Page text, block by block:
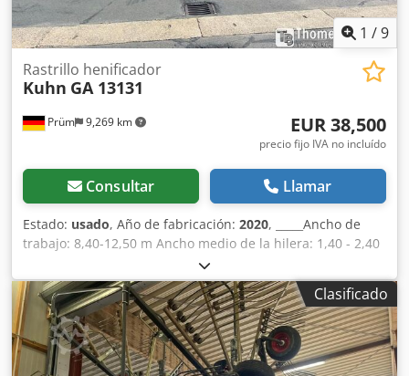
1 /9
Prüm 9,269 km
Rastrillo henificador
Kuhn GA 13131
EUR 38,500
precio fijo IVA no incluído
Consultar Llamar
Estado: usado, Año de fabricación: 2020, _____Ancho de
trabajo: 8,40-12,50 m Ancho medio de la hilera: 1,40 - 2,40
m Ancho de transporte: 3,00 m Longitud de transporte:
9,95 m Altura de transporte: 3,95 m Crodpfxov H Rw Uo Ah
Ief 1 Hilera central Número de rotores: 4 Diámetro del
rotor: 3,20 m Número de brazos con púas por rotor: 11 en
el rotor delantero, 12 en el rotor trasero / 4 púas dobles
por brazo Caja de cambios MASTERDRIVE GIII, de tipo
Clasificado